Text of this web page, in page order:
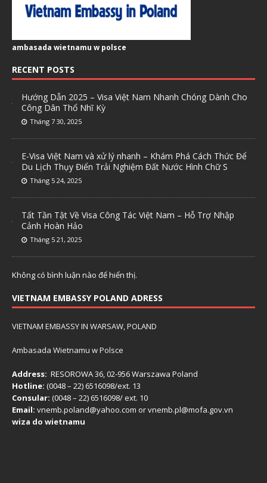
ambasada wietnamu w polsce
RECENT POSTS
Hướng Dẫn 2025 – Visa Việt Nam Nhanh Chóng Dành Cho
Công Dân Thổ Nhĩ Kỳ
Tháng 7 30, 2025
E-Visa Việt Nam và xử lý nhanh – Khám Phá Cách Thức Để
Du Lịch Thụy Điển Trải Nghiệm Đất Nước Hình Chữ S
Tháng 5 24, 2025
Tất Tần Tật Về Visa Công Tác Việt Nam – Hỗ Trợ Nhập
Cảnh Hoàn Hảo
Tháng 5 21, 2025
Không có bình luận nào để hiển thị.
VIETNAM EMBASSY POLAND ADRESS
VIETNAM EMBASSY IN WARSAW, POLAND
Ambasada Wietnamu w Polsce
Address: RESOROWA 36, 02-956 Warszawa Poland
Hotline: (0048 – 22) ​6516098/ext. 13
Consular: (0048 – 22) 6516098/ ext. 10
Email: vnemb.poland@yahoo.com or vnemb.pl@mofa.gov.vn
wiza do wietnamu